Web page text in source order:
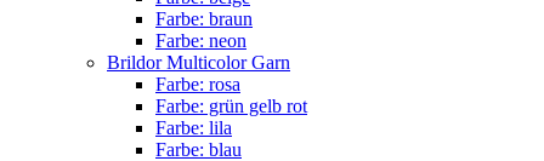
Farbe: braun
Farbe: neon
Brildor Multicolor Garn
Farbe: rosa
Farbe: grün gelb rot
Farbe: lila
Farbe: blau